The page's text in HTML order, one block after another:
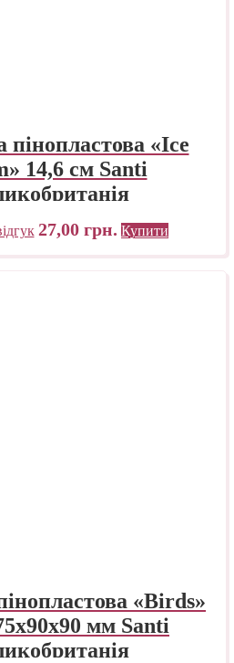
пінопластова «Ice
14,6 см Santi
27,00 грн. Купити
«Birds»
мм Santi